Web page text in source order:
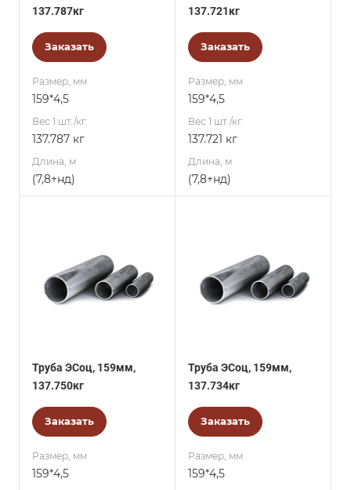
137.787кг
Заказать
Размер, мм
159*4,5
Вес 1 шт./кг.
137.787 кг
Длина, м
(7,8+нд)
137.721кг
Заказать
Размер, мм
159*4,5
Вес 1 шт./кг.
137.721 кг
Длина, м
(7,8+нд)
Труба ЭСоц, 159мм,
137.750кг
Заказать
Размер, мм
159*4,5
Труба ЭСоц, 159мм,
137.734кг
Заказать
Размер, мм
159*4,5